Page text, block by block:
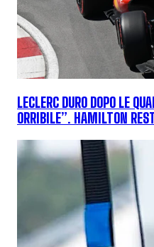
LECLERC DURO DOPO LE
ORRIBILE”. HAMILTON